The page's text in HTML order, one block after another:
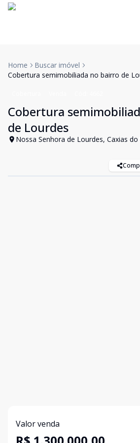
Home
Buscar imóvel
Cobertura semimobiliada no bairro de
Cobertura
de Lourdes
Nossa Senhora de Lourdes, Caxias do
Valor venda